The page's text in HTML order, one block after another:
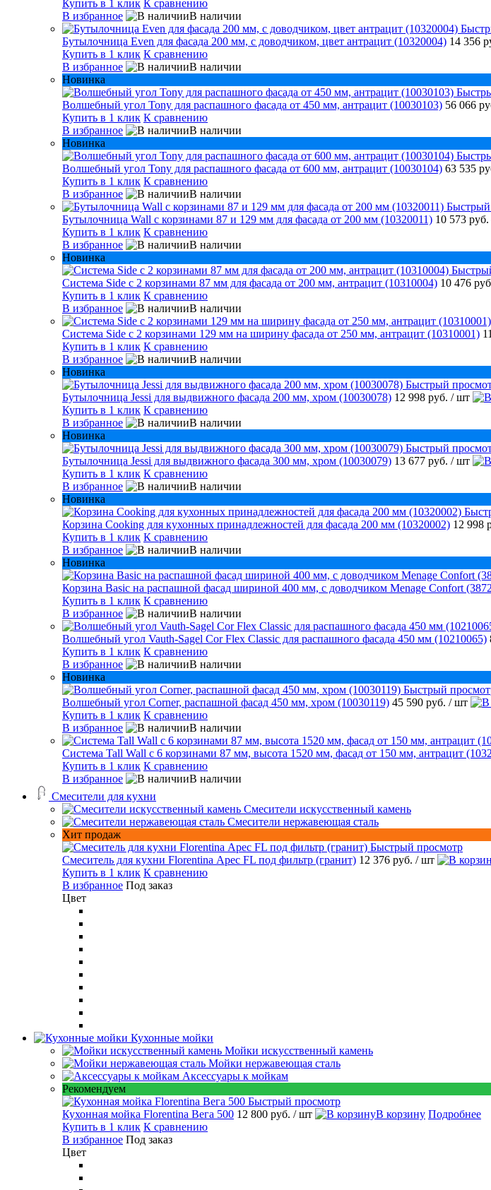
Купить в 1 клик К сравнению
В избранное
В наличии
Бутылочница Even для фасада 200 мм, с доводчиком, цвет антрацит (10320004) 14 356
Купить в 1 клик К сравнению
В избранное
В наличии
Новинка
Волшебный угол Tony для распашного фасада от 450 мм, антрацит (10030103) 56 066
Купить в 1 клик К сравнению
В избранное
В наличии
Новинка
Волшебный угол Tony для распашного фасада от 600 мм, антрацит (10030104) 63 535
Купить в 1 клик К сравнению
В избранное
В наличии
Бутылочница Wall с корзинами 87 и 129 мм для фасада от 200 мм (10320011) 10 573 руб.
Купить в 1 клик К сравнению
В избранное
В наличии
Новинка
Система Side с 2 корзинами 87 мм для фасада от 200 мм, антрацит (10310004) 10 476
Купить в 1 клик К сравнению
В избранное
В наличии
Система Side c 2 корзинами 129 мм на ширину фасада от 250 мм, антрацит (10310001)
Купить в 1 клик К сравнению
В избранное
В наличии
Новинка
Быстрый
Бутылочница Jessi для выдвижного фасада 200 мм, хром (10030078) 12 998 руб. / шт
Купить в 1 клик К сравнению
В избранное
В наличии
Новинка
Быстрый
Бутылочница Jessi для выдвижного фасада 300 мм, хром (10030079) 13 677 руб. / шт
Купить в 1 клик К сравнению
В избранное
В наличии
Новинка
Корзина Cooking для кухонных принадлежностей для фасада 200 мм (10320002) 12 998
Купить в 1 клик К сравнению
В избранное
В наличии
Новинка
Корзина Basic на распашной фасад шириной 400 мм, с доводчиком Menage Confort
Купить в 1 клик К сравнению
В избранное
В наличии
Волшебный угол Vauth-Sagel Cor Flex Classic для распашного фасада 450 мм (10210065)
Купить в 1 клик К сравнению
В избранное
В наличии
Новинка
Быстрый
Волшебный угол Corner, распашной фасад 450 мм, хром (10030119) 45 590 руб. / шт
Купить в 1 клик К сравнению
В избранное
В наличии
Система Tall Wall с 6 корзинами 87 мм, высота 1520 мм, фасад от 150 мм, антрацит
Купить в 1 клик К сравнению
В избранное
В наличии
Смесители для кухни
Смесители искусственный камень
Смесители нержавеющая сталь
Хит продаж
Быстрый просмотр
Смеситель для кухни Florentina Арес FL под фильтр (гранит) 12 376 руб. / шт
Купить в 1 клик К сравнению
В избранное Под заказ
Цвет
Кухонные мойки
Мойки искусственный камень
Мойки нержавеющая сталь
Аксессуары к мойкам
Рекомендуем
Быстрый просмотр
Кухонная мойка Florentina Вега 500 12 800 руб. / шт В корзину Подробнее
Купить в 1 клик К сравнению
В избранное Под заказ
Цвет